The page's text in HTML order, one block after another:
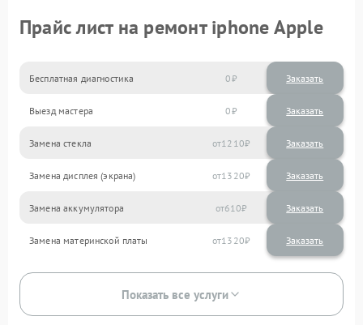
Прайс лист на ремонт iphone Apple
Бесплатная диагностика 0 Заказать
Выезд мастера 0 Заказать
Замена стекла 1210
Замена дисплея (экрана) 1320
Замена аккумулятора 610
Замена материнской платы 1320
Показать все услуги